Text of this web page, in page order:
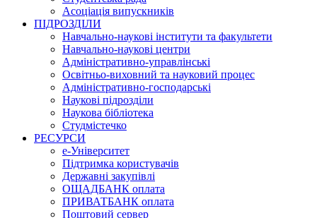
Асоціація випускників
ПІДРОЗДІЛИ
Навчально-наукові інститути та факультети
Навчально-наукові центри
Адміністративно-управлінські
Освітньо-виховний та науковий процес
Адміністративно-господарські
Наукові підрозділи
Наукова бібліотека
Студмістечко
РЕСУРСИ
е-Університет
Підтримка користувачів
Державні закупівлі
ОЩАДБАНК оплата
ПРИВАТБАНК оплата
Поштовий сервер